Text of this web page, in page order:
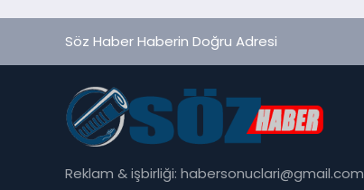
Söz Haber Haberin Doğru Adresi
Reklam & işbirliği: habersonuclari@gmail.com